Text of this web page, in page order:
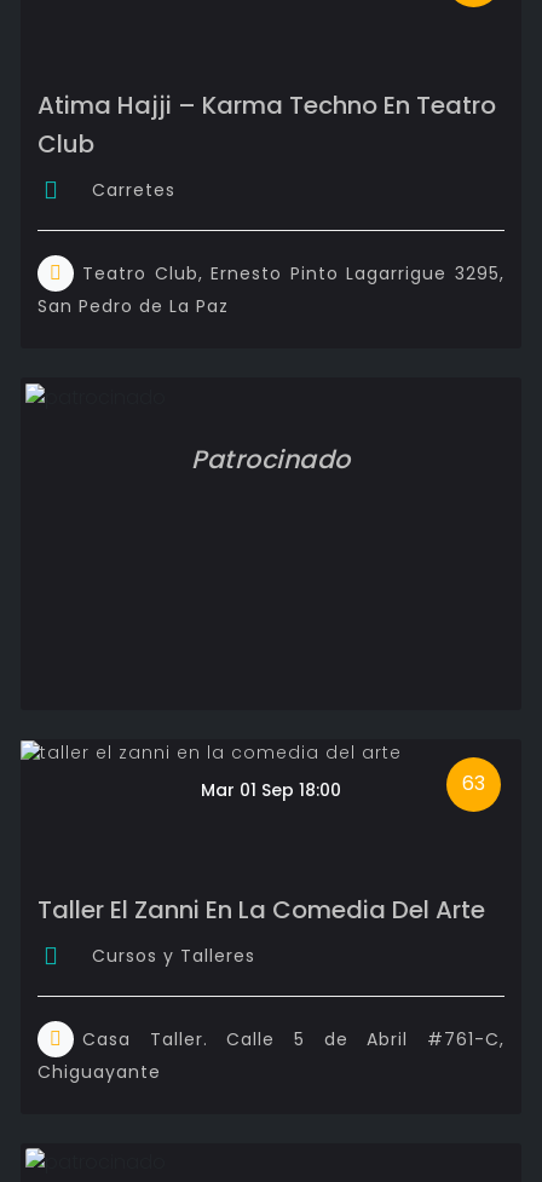
Atima Hajji – Karma Techno En Teatro
Club
Carretes
Teatro Club, Ernesto Pinto Lagarrigue 3295,
San Pedro de La Paz
Patrocinado
63
Mar 01 Sep 18:00
Taller El Zanni En La Comedia Del Arte
Cursos y Talleres
Casa Taller. Calle 5 de Abril #761-C,
Chiguayante